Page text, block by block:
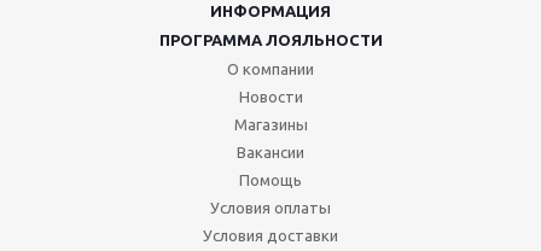
ИНФОРМАЦИЯ
ПРОГРАММА ЛОЯЛЬНОСТИ
О компании
Новости
Магазины
Вакансии
Помощь
Условия оплаты
Условия доставки